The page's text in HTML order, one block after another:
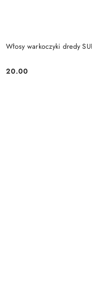
Włosy warkoczyki dredy
Cena:
20.00